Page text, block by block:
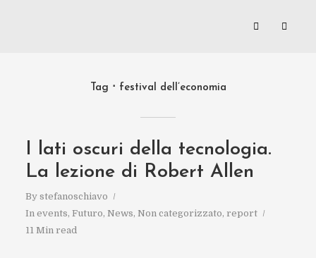
Tag festival dell’economia
I lati oscuri della tecnologia.
La lezione di Robert Allen
By stefanoschiavo
In events, Futuro, News, Non categorizzato, report
11 Min read